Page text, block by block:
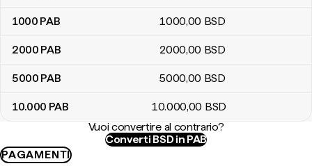
1000 PAB 1000,00 BSD
2000 PAB 2000,00 BSD
5000 PAB 5000,00 BSD
10.000 PAB 10.000,00 BSD
Vuoi convertire al contrario?
Converti BSD in PAB
PAGAMENTI